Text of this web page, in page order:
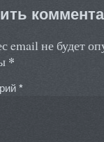
email не будет
*
*